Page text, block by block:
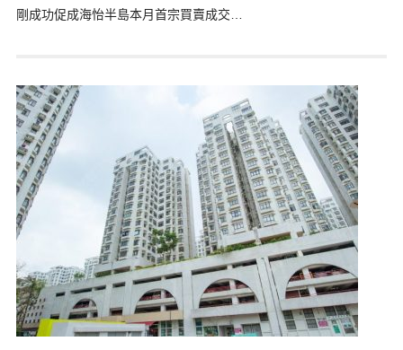
剛成功促成海怡半島本月首宗買賣成交…